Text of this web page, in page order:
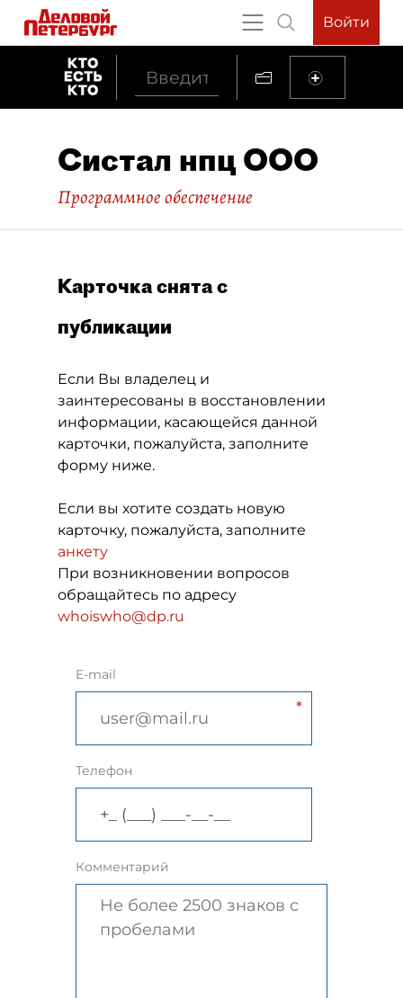
Войти
Систал нпц ООО
Программное обеспечение
Карточка снята с
публикации
Если Вы владелец и
заинтересованы в восстановлении
информации, касающейся данной
карточки, пожалуйста, заполните
форму ниже.
Если вы хотите создать новую
карточку, пожалуйста, заполните
анкету
При возникновении вопросов
обращайтесь по адресу
whoiswho@dp.ru
E-mail
Телефон
Комментарий